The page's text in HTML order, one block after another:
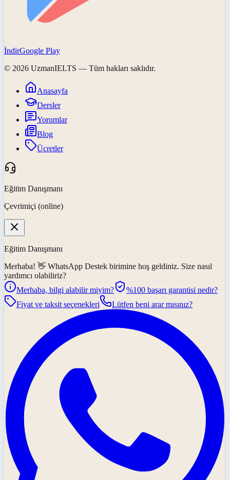
İndirGoogle Play
© 2026 UzmanIELTS — Tüm hakları saklıdır.
Anasayfa
Dersler
Yorumlar
Blog
Ücretler
Eğitim Danışmanı
Çevrimiçi (online)
Eğitim Danışmanı
Merhaba! 👋 WhatsApp Destek birimine hoş geldiniz. Size nasıl
yardımcı olabiliriz?
Merhaba, bilgi alabilir miyim?
%100 başarı garantisi nedir?
Fiyat ve taksit seçenekleri
Lütfen beni arar mısınız?